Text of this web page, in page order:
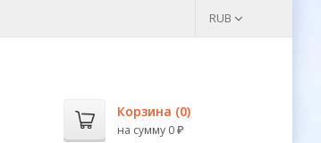
RUB
Корзина (0)
на сумму 0 ₽